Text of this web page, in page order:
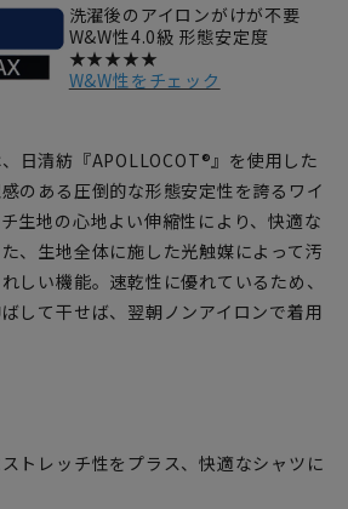
洗濯後のアイロンがけが不要
W&W性4.0級 形態安定度
★★★★★
W&W性をチェック
、日清紡『APOLLOCOT®』を使用した
のある圧倒的な形態安定性を誇るワイ
生地の心地よい伸縮性により、快適な
、生地全体に施した光触媒によって汚
しい機能。速乾性に優れているため、
して干せば、翌朝ノンアイロンで着用
トレッチ性をプラス、快適なシャツに